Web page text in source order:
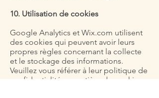
10. Utilisation de cookies
Google Analytics et Wix.com utilisent
des cookies qui peuvent avoir leurs
propres règles concernant la collecte
et le stockage des informations.
Veuillez vous référer à leur politique de
confidentialité en matière de cookies.